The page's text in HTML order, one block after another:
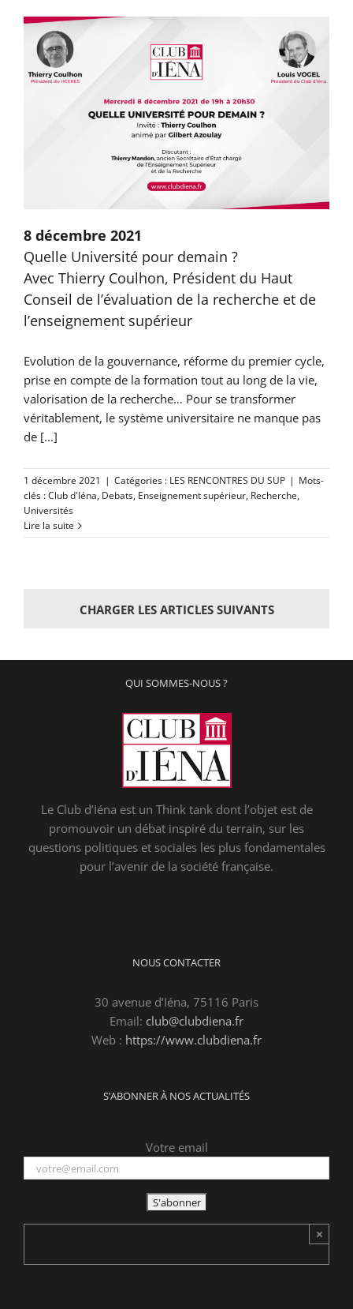
8 décembre 2021
Quelle Université pour demain ?
Avec Thierry Coulhon, Président du Haut
Conseil de l’évaluation de la recherche et de
l’enseignement supérieur
Evolution de la gouvernance, réforme du premier cycle,
prise en compte de la formation tout au long de la vie,
valorisation de la recherche… Pour se transformer
véritablement, le système universitaire ne manque pas
de [...]
1 décembre 2021 | Catégories : LES RENCONTRES DU SUP | Mots-
clés :Club d'Iéna, Debats, Enseignement supérieur, Recherche,
Universités
Lire la suite
CHARGER LES ARTICLES SUIVANTS
QUI SOMMES-NOUS ?
Le Club d’Iéna est un Think tank dont l’objet est de
promouvoir un débat inspiré du terrain, sur les
questions politiques et sociales les plus fondamentales
pour l’avenir de la société française.
NOUS CONTACTER
30 avenue d’Iéna, 75116 Paris
Email: club@clubdiena.fr
Web : https://www.clubdiena.fr
S’ABONNER À NOS ACTUALITÉS
Votre email
×